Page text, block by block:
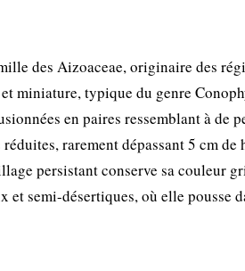
des Aizoaceae, originaire des
miniature, typique du genre
en paires ressemblant à de
rarement dépassant 5 cm de
persistant conserve sa couleur
semi-désertiques, où elle pousse